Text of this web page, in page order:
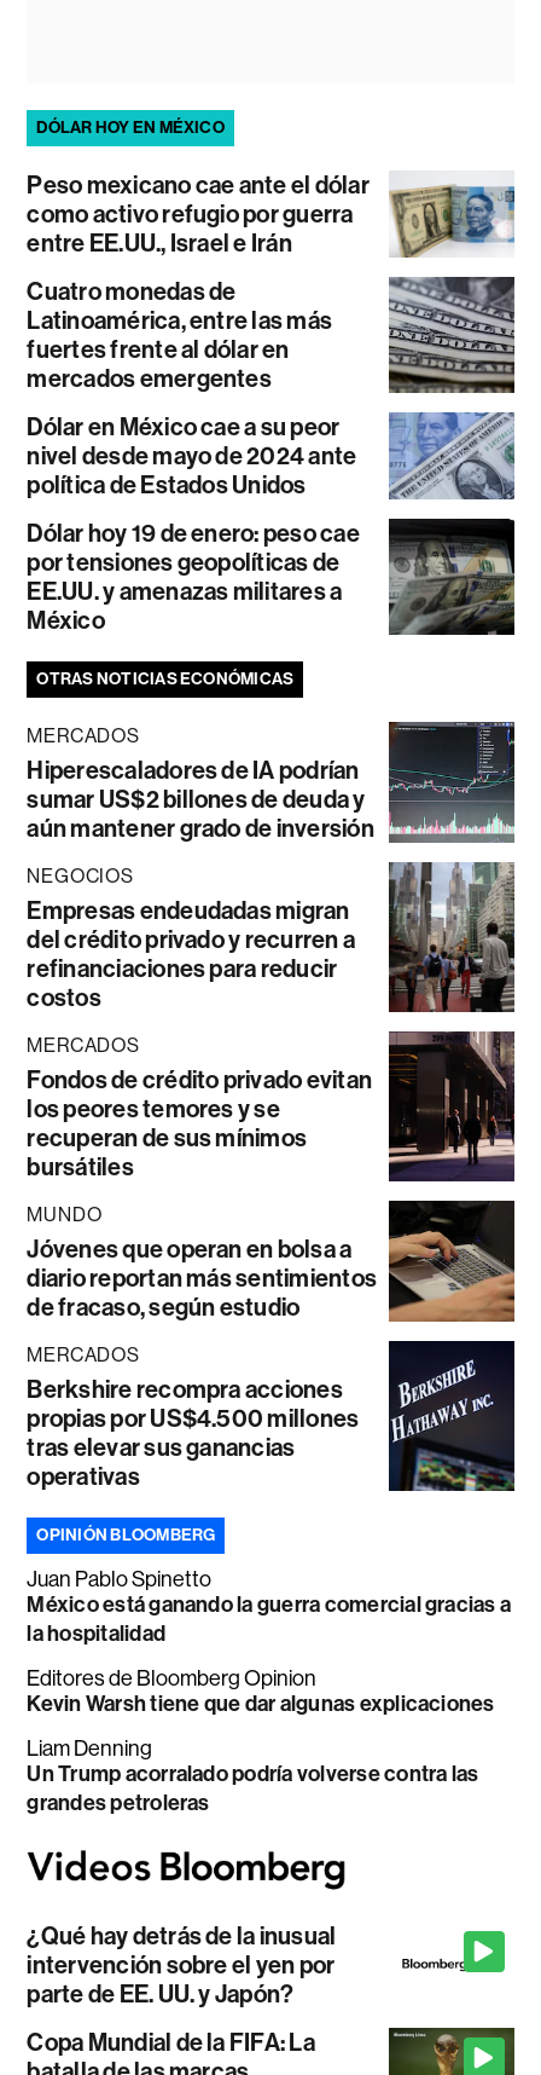
DÓLAR HOY EN MÉXICO
Peso mexicano cae ante el dólar
como activo refugio por guerra
entre EE.UU., Israel e Irán
Cuatro monedas de
Latinoamérica, entre las más
fuertes frente al dólar en
mercados emergentes
Dólar en México cae a su peor
nivel desde mayo de 2024 ante
política de Estados Unidos
Dólar hoy 19 de enero: peso cae
por tensiones geopolíticas de
EE.UU. y amenazas militares a
México
OTRAS NOTICIAS ECONÓMICAS
MERCADOS
Hiperescaladores de IA podrían
sumar US$2 billones de deuda y
aún mantener grado de inversión
NEGOCIOS
Empresas endeudadas migran
del crédito privado y recurren a
refinanciaciones para reducir
costos
MERCADOS
Fondos de crédito privado evitan
los peores temores y se
recuperan de sus mínimos
bursátiles
MUNDO
Jóvenes que operan en bolsa a
diario reportan más sentimientos
de fracaso, según estudio
MERCADOS
Berkshire recompra acciones
propias por US$4.500 millones
tras elevar sus ganancias
operativas
OPINIÓN BLOOMBERG
Juan Pablo Spinetto
México está ganando la guerra comercial gracias a
la hospitalidad
Editores de Bloomberg Opinion
Kevin Warsh tiene que dar algunas explicaciones
Liam Denning
Un Trump acorralado podría volverse contra las
grandes petroleras
¿Qué hay detrás de la inusual
intervención sobre el yen por
parte de EE. UU. y Japón?
Copa Mundial de la FIFA: La